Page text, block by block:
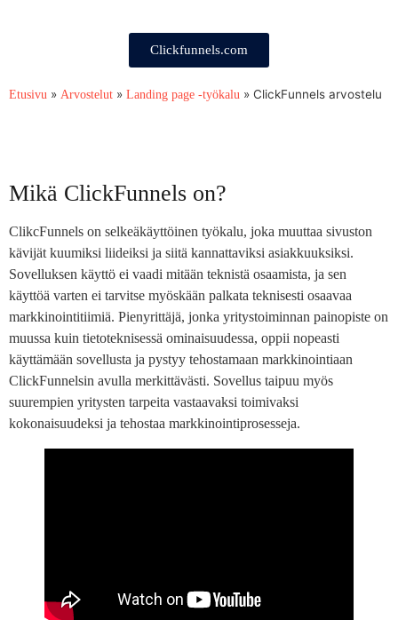
Clickfunnels.com
Etusivu » Arvostelut » Landing page -työkalu » ClickFunnels arvostelu
Mikä ClickFunnels on?
ClikcFunnels on selkeäkäyttöinen työkalu, joka muuttaa sivuston
kävijät kuumiksi liideiksi ja siitä kannattaviksi asiakkuuksiksi.
Sovelluksen käyttö ei vaadi mitään teknistä osaamista, ja sen
käyttöä varten ei tarvitse myöskään palkata teknisesti osaavaa
markkinointitiimiä. Pienyrittäjä, jonka yritystoiminnan painopiste on
muussa kuin tietoteknisessä ominaisuudessa, oppii nopeasti
käyttämään sovellusta ja pystyy tehostamaan markkinointiaan
ClickFunnelsin avulla merkittävästi. Sovellus taipuu myös
suurempien yritysten tarpeita vastaavaksi toimivaksi
kokonaisuudeksi ja tehostaa markkinointiprosesseja.